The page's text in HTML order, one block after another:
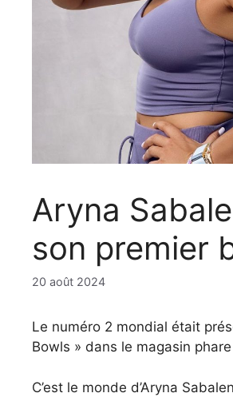
Aryna
son premier
20 août 2024
Le numéro 2 mondial était
Bowls » dans le magasin phare
C’est le monde d’Aryna